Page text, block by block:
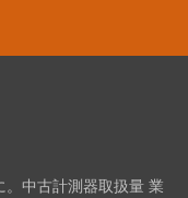
。中古計測器取扱量 業